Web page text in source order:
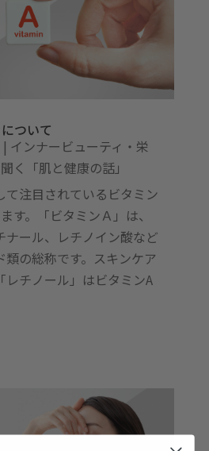
ついて
| インナービューティ・栄
く「肌と健康の話」
て注目されているビタミン
す。「ビタミンＡ」は、
ナール、レチノイン酸など
類の総称です。スキンケア
レチノール」はビタミンA